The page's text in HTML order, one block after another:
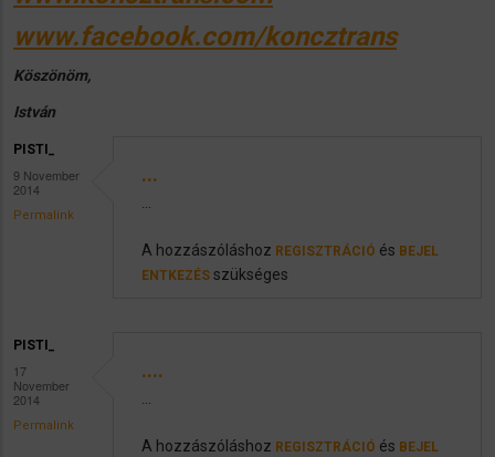
www.facebook.com/koncztrans
Köszönöm,
István
PISTI_
9 November
2014
Permalink
...
...
A hozzászóláshoz REGISZTRÁCIÓ és BEJEL
ENTKEZÉS szükséges
PISTI_
17
November
2014
Permalink
....
...
A hozzászóláshoz REGISZTRÁCIÓ és BEJEL